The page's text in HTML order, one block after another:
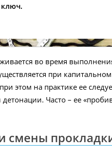
ключ.
во время
при
этом на практике ее
Часто – ее